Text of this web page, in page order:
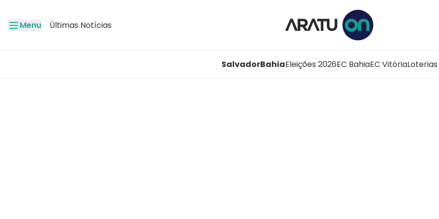
Menu Últimas Notícias
SalvadorBahiaEleições 2026EC BahiaEC VitóriaLoterias